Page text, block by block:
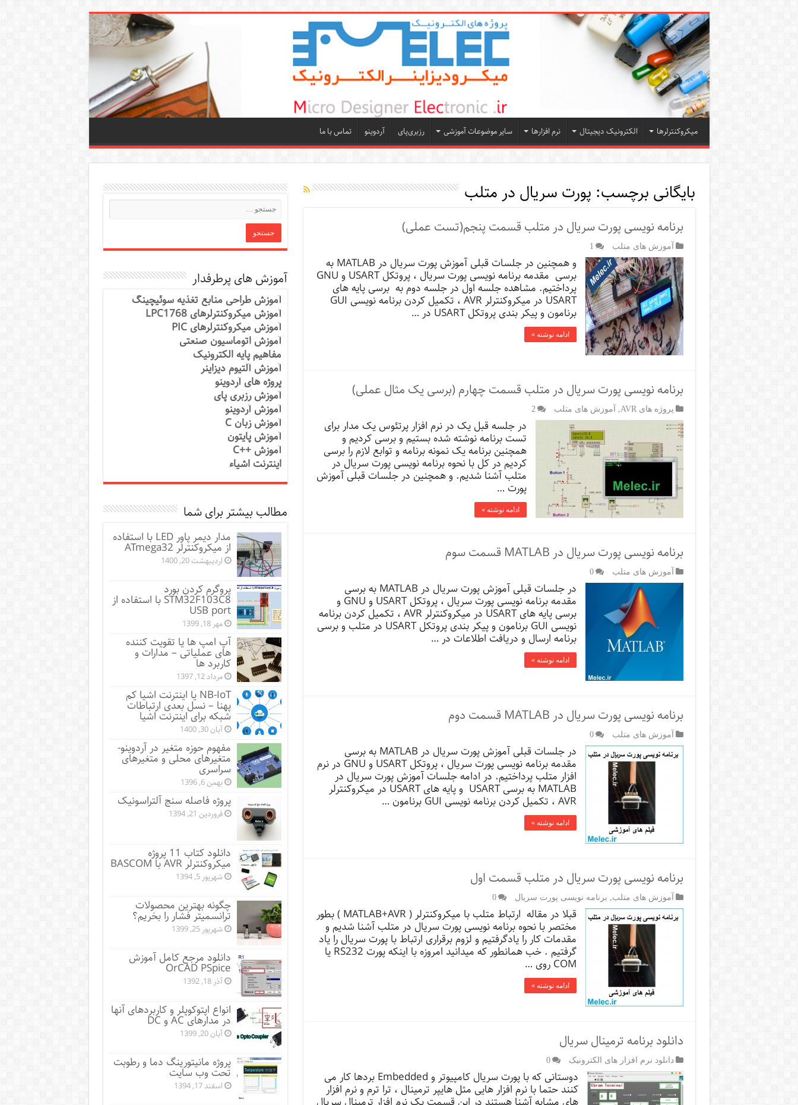
میکروکنترلرها الکترونیک دیجیتال نرم افزارها سایر موضوعات آموزشی رزبری‌پای آردوینو تماس با ما
بایگانی برچسب: پورت سریال در متلب
برنامه نویسی پورت سریال در متلب قسمت پنجم(تست عملی)
آموزش های متلب 1
و همچنین در جلسات قبلی آموزش پورت سریال در MATLAB به
برسی مقدمه برنامه نویسی پورت سریال ، پروتکل USART و GNU
پرداختیم. مشاهده جلسه اول در جلسه دوم به برسی پایه های
USART در میکروکنترلر AVR ، تکمیل کردن برنامه نویسی GUI
برنامون و پیکر بندی پروتکل USART در …
ادامه نوشته »
برنامه نویسی پورت سریال در متلب قسمت چهارم (برسی یک مثال عملی)
پروژه های AVR ,آموزش های متلب 2
در جلسه قبل یک در نرم افزار پرتئوس یک مدار برای
تست برنامه نوشته شده بستیم و برسی کردیم و
همچنین برنامه یک نمونه برنامه و توابع لازم را برسی
کردیم در کل با نحوه برنامه نویسی پورت سریال در
متلب آشنا شدیم. و همچنین در جلسات قبلی آموزش
پورت …
ادامه نوشته »
برنامه نویسی پورت سریال در MATLAB قسمت سوم
آموزش های متلب 0
در جلسات قبلی آموزش پورت سریال در MATLAB به برسی
مقدمه برنامه نویسی پورت سریال ، پروتکل USART و GNU و
برسی پایه های USART در میکروکنترلر AVR ، تکمیل کردن برنامه
نویسی GUI برنامون و پیکر بندی پروتکل USART در متلب و برسی
برنامه ارسال و دریافت اطلاعات در …
ادامه نوشته »
برنامه نویسی پورت سریال در MATLAB قسمت دوم
آموزش های متلب 0
در جلسات قبلی آموزش پورت سریال در MATLAB به برسی
مقدمه برنامه نویسی پورت سریال ، پروتکل USART و GNU در نرم
افزار متلب پرداختیم. در ادامه جلسات آموزش پورت سریال در
MATLAB به برسی USART و پایه های USART در میکروکنترلر
AVR ، تکمیل کردن برنامه نویسی GUI برنامون …
ادامه نوشته »
برنامه نویسی پورت سریال در متلب قسمت اول
آموزش های متلب برنامه نویسی پورت سریال 0
قبلا در مقاله ارتباط متلب با میکروکنترلر ( MATLAB+AVR ) بطور
مختصر با نحوه برنامه نویسی پورت سریال در متلب آشنا شدیم و
مقدمات کار را یادگرفتیم و لزوم برقراری ارتباط با پورت سریال را یاد
گرفتیم . خب همانطور که میدانید امروزه با اینکه پورت RS232 یا
COM روی …
ادامه نوشته »
دانلود برنامه ترمینال سریال
دانلود نرم افزار های الکترونیک 0
دوستانی که با پورت سریال کامپیوتر و Embedded بردها کار می
کنند حتما با نرم افزار هایی مثل هایپر ترمینال ، ترا ترم و نرم افزار
آموزش های پرطرفدار
آموزش طراحی منابع تغذیه سوئیچینگ
آموزش میکروکنترلرهای LPC1768
آموزش میکروکنترلرهای PIC
آموزش اتوماسیون صنعتی
مفاهیم پایه الکترونیک
آموزش آلتیوم دیزاینر
پروژه های آردوینو
آموزش رزبری پای
آموزش آردوینو
آموزش زبان C
آموزش پایتون
آموزش ++C
اینترنت اشیاء
مطالب بیشتر برای شما
مدار دیمر پاور LED با استفاده
از میکروکنترلر ATmega32
اردیبهشت 20, 1400
پروگرم کردن بورد
STM32F103C8 با استفاده از
USB port
مهر 18, 1399
آپ امپ ها یا تقویت کننده
های عملیاتی – مدارات و
کاربرد ها
مرداد 12, 1397
NB-IoT یا اینترنت اشیا کم
پهنا – نسل بعدی ارتباطات
شبکه برای اینترنت اشیا
آبان 30, 1400
مفهوم حوزه متغیر در آردوینو-
متغیرهای محلی و متغیرهای
سراسری
بهمن 6, 1396
پروژه فاصله سنج آلتراسونیک
فروردین 21, 1394
دانلود کتاب 11 پروژه
میکروکنترلر AVR با BASCOM
شهریور 5, 1394
چگونه بهترین محصولات
ترانسمیتر فشار را بخریم؟
شهریور 25, 1399
دانلود مرجع کامل آموزش
OrCAD PSpice
آذر 18, 1392
انواع اپتوکوپلر و کاربردهای آنها
در مدارهای AC و DC
آبان 20, 1399
پروژه مانيتورينگ دما و رطوبت
تحت وب سایت
اسفند 17, 1394